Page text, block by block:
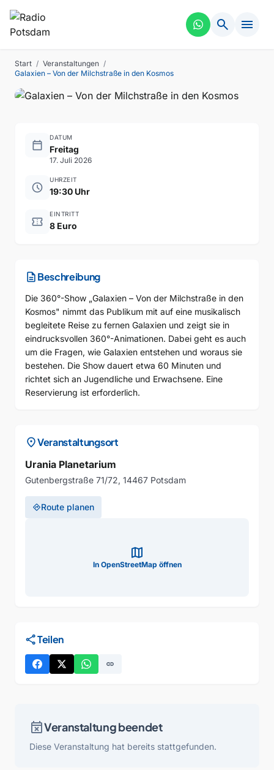
search menu
Start / Veranstaltungen /
Galaxien – Von der Milchstraße in den Kosmos
FÜHRUNG
Galaxien – Von der
Milchstraße in den Kosmos
calendar_today
DATUM
Freitag
17. Juli 2026
schedule
UHRZEIT
19:30 Uhr
confirmation_number
EINTRITT
8 Euro
descriptionBeschreibung
Die 360°-Show „Galaxien – Von der Milchstraße in den
Kosmos" nimmt das Publikum mit auf eine musikalisch
begleitete Reise zu fernen Galaxien und zeigt sie in
eindrucksvollen 360°-Animationen. Dabei geht es auch
um die Fragen, wie Galaxien entstehen und woraus sie
bestehen. Die Show dauert etwa 60 Minuten und
richtet sich an Jugendliche und Erwachsene. Eine
Reservierung ist erforderlich.
location_onVeranstaltungsort
Urania Planetarium
Gutenbergstraße 71/72, 14467 Potsdam
directionsRoute planen
map
In OpenStreetMap öffnen
shareTeilen
link
event_busyVeranstaltung beendet
Diese Veranstaltung hat bereits stattgefunden.